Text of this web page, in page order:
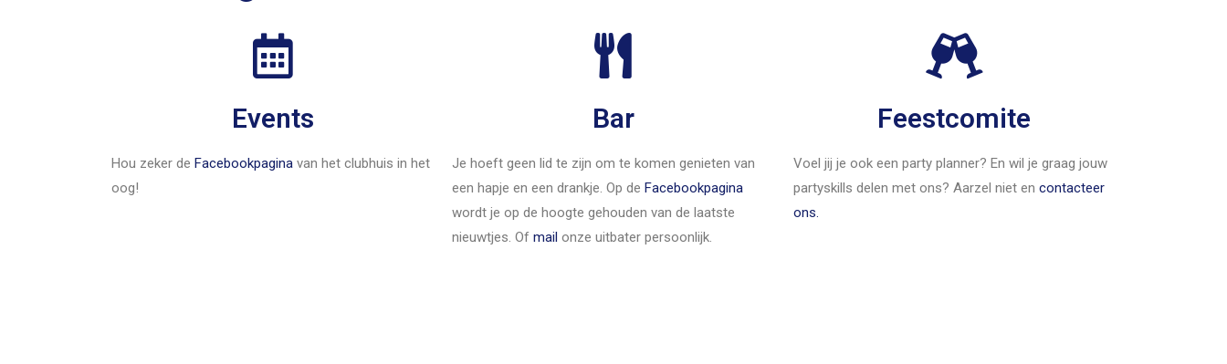
Events
Hou zeker de Facebookpagina van het clubhuis in het
oog!
Bar
Je hoeft geen lid te zijn om te komen genieten van
een hapje en een drankje. Op de Facebookpagina
wordt je op de hoogte gehouden van de laatste
nieuwtjes. Ofmail onze uitbater persoonlijk.
Feestcomite
Voel jij je ook een party planner? En wil je graag jouw
partyskills delen met ons? Aarzel niet en contacteer
ons.